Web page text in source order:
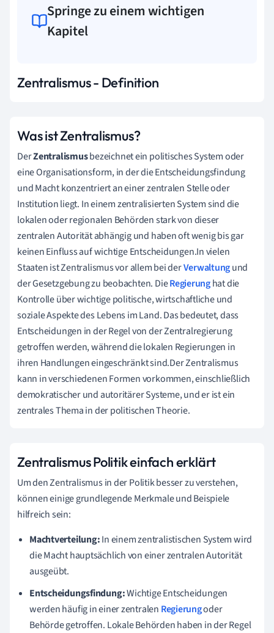
Springe zu einem wichtigen
Kapitel
Zentralismus - Definition
Was ist Zentralismus?
DerZentralismusbezeichnet ein politisches System oder
eine Organisationsform, in der die Entscheidungsfindung
und Macht konzentriert an einer zentralen Stelle oder
Institution liegt. In einem zentralisierten System sind die
lokalen oder regionalen Behörden stark von dieser
zentralen Autorität abhängig und haben oft wenig bis gar
keinen Einfluss auf wichtige Entscheidungen.In vielen
Staaten ist Zentralismus vor allem bei derVerwaltungund
der Gesetzgebung zu beobachten. DieRegierunghat die
Kontrolle über wichtige politische, wirtschaftliche und
soziale Aspekte des Lebens im Land. Das bedeutet, dass
Entscheidungen in der Regel von der Zentralregierung
getroffen werden, während die lokalen Regierungen in
ihren Handlungen eingeschränkt sind.Der Zentralismus
kann in verschiedenen Formen vorkommen, einschließlich
demokratischer und autoritärer Systeme, und er ist ein
zentrales Thema in der politischen Theorie.
Zentralismus Politik einfach erklärt
Um den Zentralismus in der Politik besser zu verstehen,
können einige grundlegende Merkmale und Beispiele
hilfreich sein:
Machtverteilung:In einem zentralistischen System wird
die Macht hauptsächlich von einer zentralen Autorität
ausgeübt.
Entscheidungsfindung:Wichtige Entscheidungen
werden häufig in einer zentralen Regierungoder
Behörde getroffen. Lokale Behörden haben in der Regel